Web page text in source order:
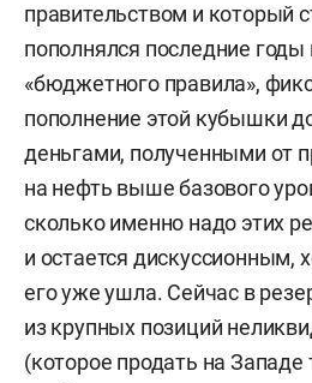
правительством и который
пополнялся последние годы
«бюджетного правила»,
пополнение этой кубышки
деньгами, полученными от
на нефть выше базового
сколько именно надо этих
и остается дискуссионным,
его уже ушла. Сейчас в
из крупных позиций
(которое продать на Западе